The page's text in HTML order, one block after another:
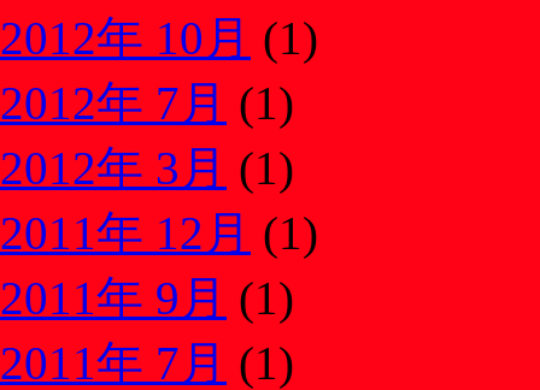
2012年 10月 (1)
2012年 7月 (1)
2012年 3月 (1)
2011年 12月 (1)
2011年 9月 (1)
2011年 7月 (1)